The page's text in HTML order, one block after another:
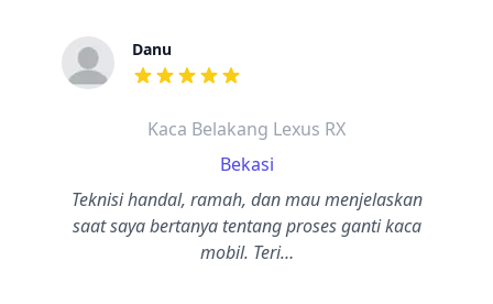
Danu
dari ulasan adalah bintang lima
Kaca Belakang Lexus RX
Bekasi
Teknisi handal, ramah, dan mau menjelaskan
saat saya bertanya tentang proses ganti kaca
mobil. Teri…